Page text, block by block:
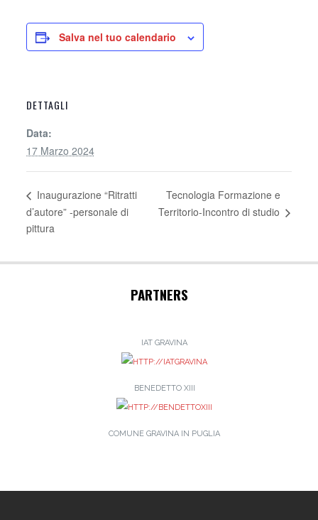
Salva nel tuo calendario
DETTAGLI
Data:
17 Marzo 2024
Inaugurazione “Ritratti
d’autore” -personale di
pittura
Tecnologia Formazione e
Territorio-Incontro di studio
PARTNERS
IAT GRAVINA
BENEDETTO XIII
COMUNE GRAVINA IN PUGLIA